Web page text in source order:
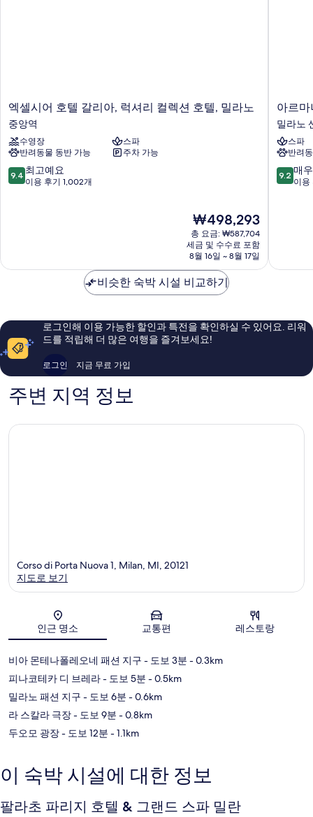
엑
셀
시
어
호
텔
갈
렉
밀
노
중
엑셀시어 호텔 갈리아, 럭셔리 컬렉션 호텔, 밀라노
중앙역
수영장
스파
반려동물 동반 가능
주차 가능
10
점
고
용
기
1,002
9.4 최고예요
이용 후기 1,002개
현
재
요
금
₩498,293
₩498,293
총 요금: ₩587,704
세금 및 수수료 포함
8월 16일 ~ 8월 17일
아
르
마
니
호
텔
밀
터
아르
밀라노
스파
반려
10
점
우
요,
이
9.2 매
이용
비슷한 숙박 시설 비교하기
로그인해 이용 가능한 할인과 특전을 확인하실 수 있어요. 리워
드를 적립해 더 많은 여행을 즐겨보세요!
로그인 지금 무료 가입
주변 지역 정보
지도
Corso di Porta Nuova 1, Milan, MI, 20121
지도로 보기
인근 명소 교통편 레스토랑
비아 몬테나폴레오네 패션 지구 - 도보 3분 - 0.3km
피나코테카 디 브레라- 도보 5분 - 0.5km
밀라노 패션 지구 - 도보 6분 - 0.6km
라 스칼라 극장- 도보 9분 - 0.8km
두오모 광장- 도보 12분 - 1.1km
이 숙박 시설에 대한 정보
팔라초 파리지 호텔 & 그랜드 스파 밀란